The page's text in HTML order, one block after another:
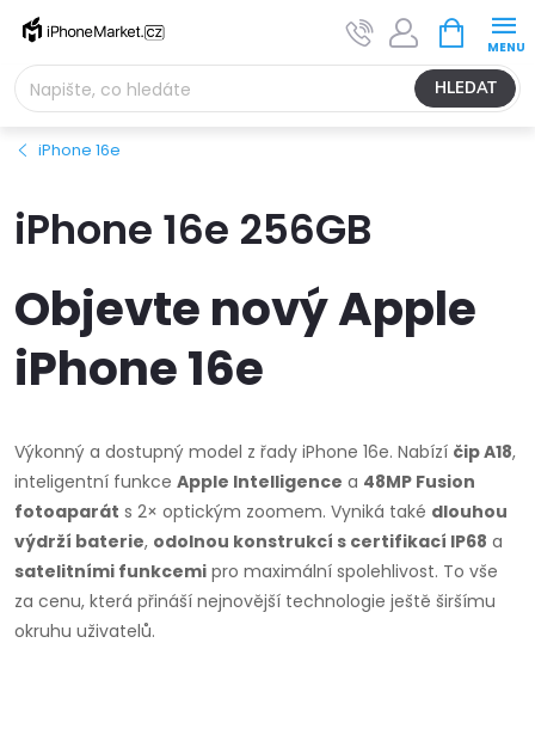
Přejít
obsah
HLEDAT
NÁKUPNÍ
KOŠÍK
iPhone 16e
iPhone 16e 256GB
Objevte nový Apple
iPhone 16e
Výkonný a dostupný model z řady iPhone 16e. Nabízí čip A18,
inteligentní funkce Apple Intelligence a 48MP Fusion
fotoaparát s 2× optickým zoomem. Vyniká také dlouhou
výdrží baterie, odolnou konstrukcí s certifikací IP68 a
satelitními funkcemi pro maximální spolehlivost. To vše
za cenu, která přináší nejnovější technologie ještě širšímu
okruhu uživatelů.